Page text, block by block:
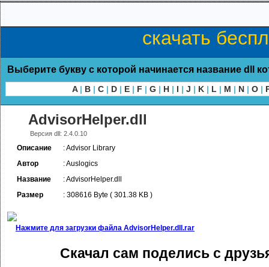
скачать
Выберите букву с которой начинается название dll
A | B | C | D | E | F | G | H | I | J | K | L | M | N | O |
AdvisorHelper.dll
Версия dll: 2.4.0.10
Описание
: Advisor Library
Автор
: Auslogics
Название
: AdvisorHelper.dll
Размер
: 308616 Byte ( 301.38 KB )
Нажмите для загрузки файла AdvisorHelper.dll.rar
Скачал сам поделись с